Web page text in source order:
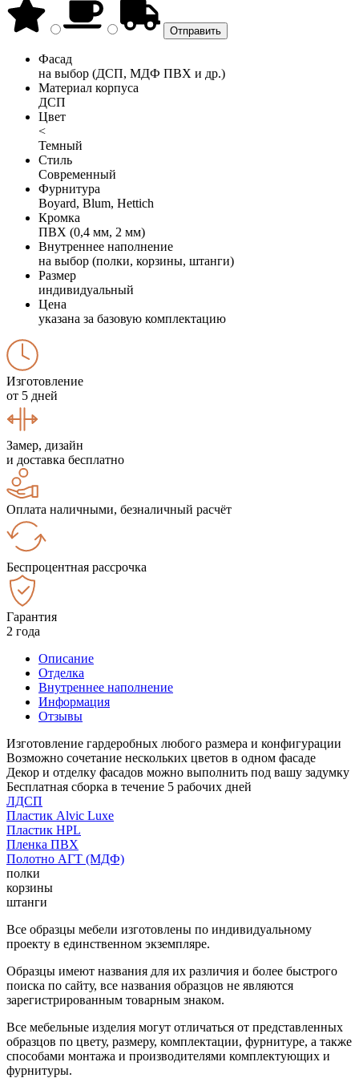
Фасад
на выбор (ДСП, МДФ ПВХ и др.)
Материал корпуса
ДСП
Цвет
<
Темный
Стиль
Современный
Фурнитура
Boyard, Blum, Hettich
Кромка
ПВХ (0,4 мм, 2 мм)
Внутреннее наполнение
на выбор (полки, корзины, штанги)
Размер
индивидуальный
Цена
указана за базовую комплектацию
Изготовление
от 5 дней
Замер, дизайн
и доставка бесплатно
Оплата наличными, безналичный расчёт
Беспроцентная рассрочка
Гарантия
2 года
Описание
Отделка
Внутреннее наполнение
Информация
Отзывы
Изготовление гардеробных любого размера и конфигурации
Возможно сочетание нескольких цветов в одном фасаде
Декор и отделку фасадов можно выполнить под вашу задумку
Бесплатная сборка в течение 5 рабочих дней
ЛДСП
Пластик Alvic Luxe
Пластик HPL
Пленка ПВХ
Полотно АГТ (МДФ)
полки
корзины
штанги
Все образцы мебели изготовлены по индивидуальному
проекту в единственном экземпляре.
Образцы имеют названия для их различия и более быстрого
поиска по сайту, все названия образцов не являются
зарегистрированным товарным знаком.
Все мебельные изделия могут отличаться от представленных
образцов по цвету, размеру, комплектации, фурнитуре, а также
способами монтажа и производителями комплектующих и
фурнитуры.